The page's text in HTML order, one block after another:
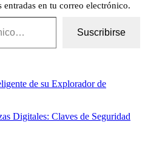
entradas en tu correo electrónico.
Suscribirse
de su Explorador de
Digitales: Claves de Seguridad